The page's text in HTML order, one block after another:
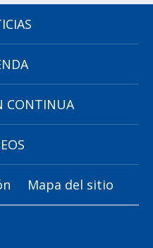
CONTINUA
Mapa del sitio